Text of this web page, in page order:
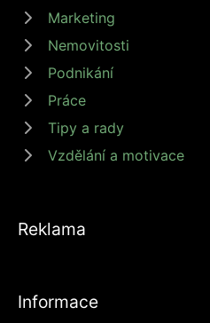
Marketing
Nemovitosti
Podnikání
Práce
Tipy a rady
Vzdělání a motivace
Reklama
Informace